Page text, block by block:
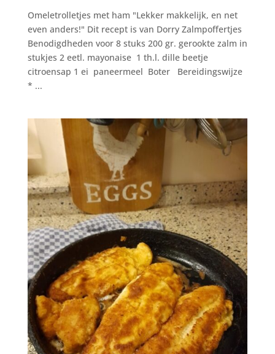
Omeletrolletjes met ham "Lekker makkelijk, en net
even anders!" Dit recept is van Dorry Zalmpoffertjes
Benodigdheden voor 8 stuks 200 gr. gerookte zalm in
stukjes 2 eetl. mayonaise 1 th.l. dille beetje
citroensap 1 ei paneermeel Boter Bereidingswijze
* ...